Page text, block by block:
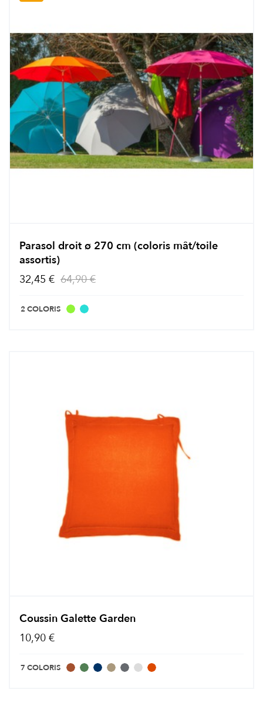
Parasol droit ø 270 cm (coloris mât/toile
assortis)
32,45 € 64,90 €
2 COLORIS
Coussin Galette Garden
10,90 €
7 COLORIS